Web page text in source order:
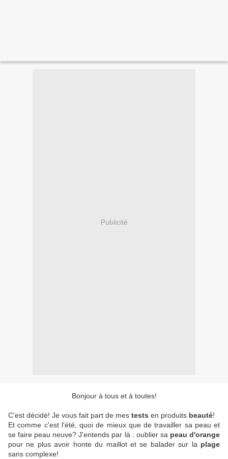
Publicité
Bonjour à tous et à toutes!
C'est décidé! Je vous fait part de mes tests en produits beauté!
Et comme c'est l'été, quoi de mieux que de travailler sa peau et
se faire peau neuve? J'entends par là : oublier sa peau d'orange
pour ne plus avoir honte du maillot et se balader sur la plage
sans complexe!